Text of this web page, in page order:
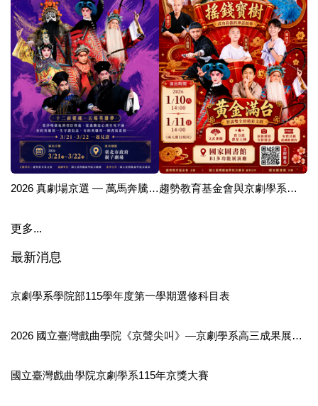
2026 真劇場京選 — 萬馬奔騰・同台驫戲 趨勢教育基金會與京劇學系產學合作真劇場在國圖【經典折子戲．青春篇】
更多...
最新消息
京劇學系學院部115學年度第一學期選修科目表
2026 國立臺灣戲曲學院《京聲尖叫》—京劇學系高三成果展演出
國立臺灣戲曲學院京劇學系115年京獎大賽